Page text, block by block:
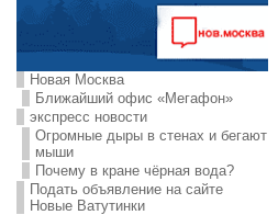
Новая Москва
Ближайший офис «Мегафон»
экспресс новости
Огромные дыры в стенах и бегают
мыши
Почему в кране чёрная вода?
Подать объявление на сайте
Новые Ватутинки